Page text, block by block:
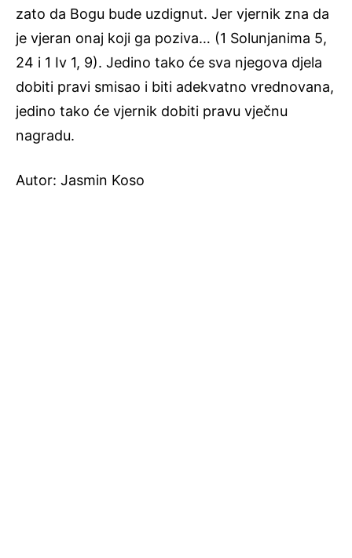
zato da Bogu bude uzdignut. Jer vjernik zna da
je vjeran onaj koji ga poziva… (1 Solunjanima 5,
24 i 1 Iv 1, 9). Jedino tako će sva njegova djela
dobiti pravi smisao i biti adekvatno vrednovana,
jedino tako će vjernik dobiti pravu vječnu
nagradu.
Autor: Jasmin Koso